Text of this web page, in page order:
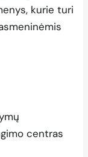
kurie turi
centras